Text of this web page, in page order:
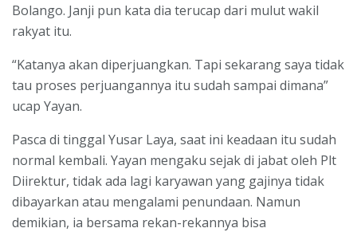
Bolango. Janji pun kata dia terucap dari mulut wakil
rakyat itu.
“Katanya akan diperjuangkan. Tapi sekarang saya tidak
tau proses perjuangannya itu sudah sampai dimana”
ucap Yayan.
Pasca di tinggal Yusar Laya, saat ini keadaan itu sudah
normal kembali. Yayan mengaku sejak di jabat oleh Plt
Diirektur, tidak ada lagi karyawan yang gajinya tidak
dibayarkan atau mengalami penundaan. Namun
demikian, ia bersama rekan-rekannya bisa